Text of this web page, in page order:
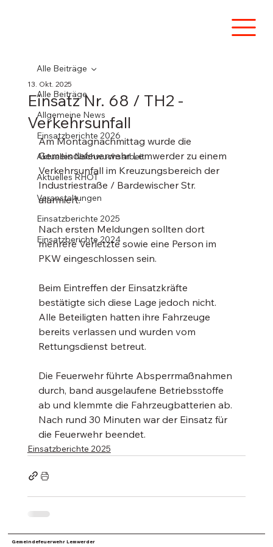
Alle Beiträge
Allgemeine News
Einsatzberichte 2026
Aktuelles Nachwuchsarbeit
Aktuelles RHOT
Veranstaltungen
Einsatzberichte 2025
Einsatzberichte 2024
Alle Beiträge
Einsatz Nr. 68 / TH2 -
Verkehrsunfall
13. Okt. 2025
Am Montagnachmittag wurde die
Gemeindefeuerwehr Lemwerder zu einem
Verkehrsunfall im Kreuzungsbereich der
Industriestraße / Bardewischer Str.
alarmiert.
Nach ersten Meldungen sollten dort
mehrere Verletzte sowie eine Person im
PKW eingeschlossen sein.
Beim Eintreffen der Einsatzkräfte
bestätigte sich diese Lage jedoch nicht.
Alle Beteiligten hatten ihre Fahrzeuge
bereits verlassen und wurden vom
Rettungsdienst betreut.
Die Feuerwehr führte Absperrmaßnahmen
durch, band ausgelaufene Betriebsstoffe
ab und klemmte die Fahrzeugbatterien ab.
Nach rund 30 Minuten war der Einsatz für
die Feuerwehr beendet.
Einsatzberichte 2025
Gemeindefeuerwehr Lemwerder